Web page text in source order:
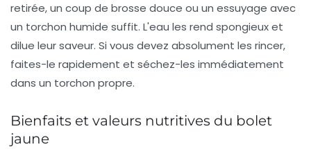
retirée, un coup de brosse douce ou un essuyage avec
un torchon humide suffit. L'eau les rend spongieux et
dilue leur saveur. Si vous devez absolument les rincer,
faites-le rapidement et séchez-les immédiatement
dans un torchon propre.
Bienfaits et valeurs nutritives du bolet
jaune